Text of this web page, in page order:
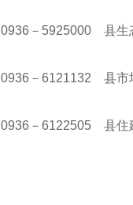
0936－5925000 县生
0936－6121132 县市
0936－6122505 县住